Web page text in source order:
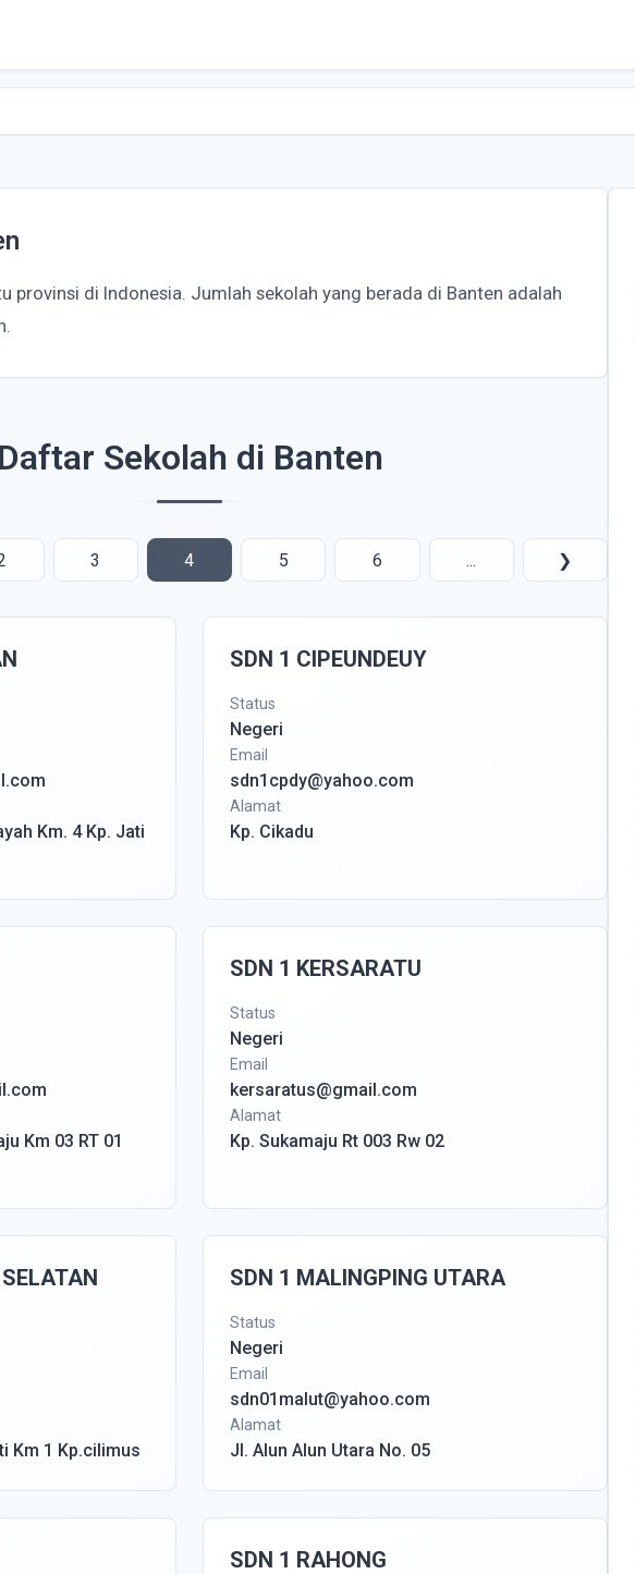
provinsi di Indonesia. Jumlah sekolah yang berada di Banten adalah
Daftar Sekolah di Banten
3 4 5 6 ... ❯
Km. 4 Kp. Jati
SDN 1 CIPEUNDEUY
Status
Negeri
Email
sdn1cpdy@yahoo.com
Alamat
Kp. Cikadu
Km 03 RT 01
SDN 1 KERSARATU
Status
Negeri
Email
kersaratus@gmail.com
Alamat
Kp. Sukamaju Rt 003 Rw 02
Km 1 Kp.cilimus
SDN 1 MALINGPING UTARA
Status
Negeri
Email
sdn01malut@yahoo.com
Alamat
Jl. Alun Alun Utara No. 05
SDN 1 RAHONG